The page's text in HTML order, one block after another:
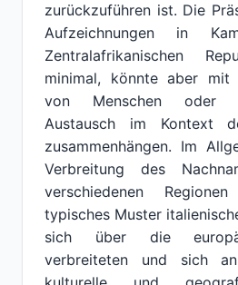
zurückzuführen ist. Die
Aufzeichnungen in
Zentralafrikanischen
minimal, könnte aber mit
von Menschen oder
Austausch im Kontext
zusammenhängen. Im
Verbreitung des
verschiedenen
typisches Muster
sich über die
verbreiteten und sich an